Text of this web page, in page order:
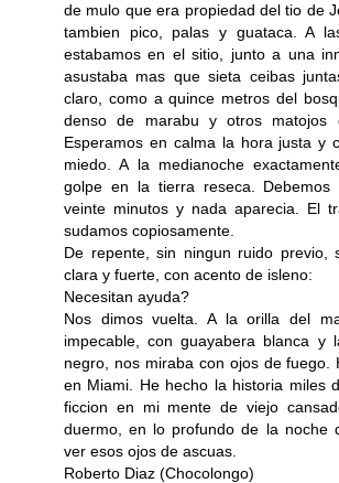
de mulo que era propiedad del tio de
tambien pico, palas y guataca. A
estabamos en el sitio, junto a una
asustaba mas que sieta ceibas
claro, como a quince metros del
denso de marabu y otros matojos
Esperamos en calma la hora justa y
miedo. A la medianoche
golpe en la tierra reseca. Debemos
veinte minutos y nada aparecia. El
sudamos copiosamente.
De repente, sin ningun ruido previo,
clara y fuerte, con acento de isleno:
Necesitan ayuda?
Nos dimos vuelta. A la orilla del
impecable, con guayabera blanca y
negro, nos miraba con ojos de fuego.
en Miami. He hecho la historia miles
ficcion en mi mente de viejo
duermo, en lo profundo de la noche
ver esos ojos de ascuas.
Roberto Diaz (Chocolongo)